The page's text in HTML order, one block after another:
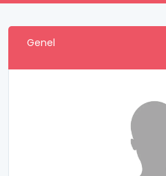
Genel